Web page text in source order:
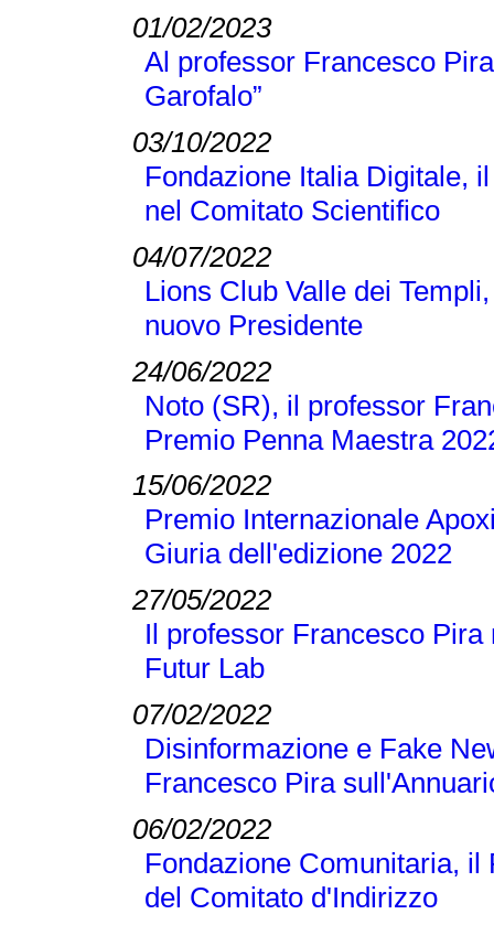
01/02/2023
Al professor Francesco
Garofalo”
03/10/2022
Fondazione Italia Digitale,
nel Comitato Scientifico
04/07/2022
Lions Club Valle dei
nuovo Presidente
24/06/2022
Noto (SR), il professor
Premio Penna Maestra
15/06/2022
Premio Internazionale
Giuria dell'edizione 2022
27/05/2022
Il professor Francesco
Futur Lab
07/02/2022
Disinformazione e Fake
Francesco Pira
06/02/2022
Fondazione Comunitaria,
del Comitato d'Indirizzo